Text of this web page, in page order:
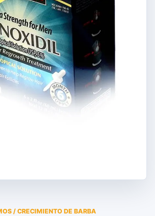
/ CRECIMIENTO DE BARBA